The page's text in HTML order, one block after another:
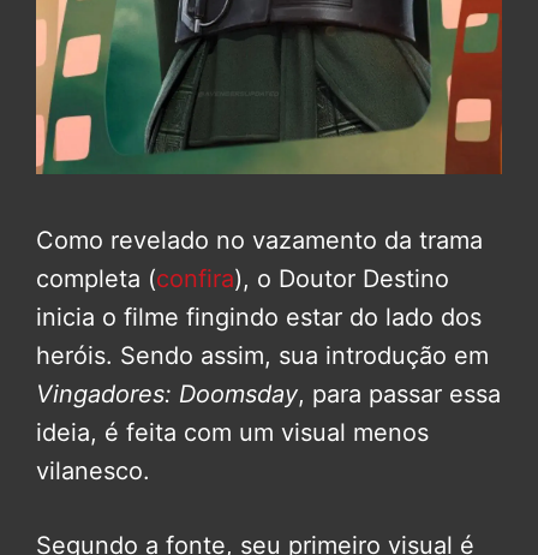
Como revelado no vazamento da trama
completa (confira), o Doutor Destino
inicia o filme fingindo estar do lado dos
heróis. Sendo assim, sua introdução em
Vingadores: Doomsday, para passar essa
ideia, é feita com um visual menos
vilanesco.
Segundo a fonte, seu primeiro visual é